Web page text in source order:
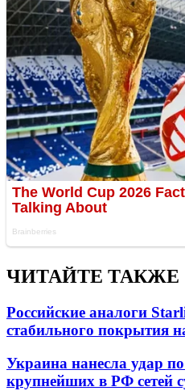
ЧИТАЙТЕ ТАКЖЕ
Российские аналоги
стабильного покрытия
Украина нанесла удар
крупнейших в РФ сетей